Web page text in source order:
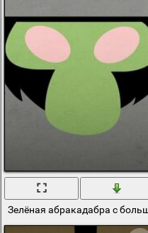
Зелёная абракадабра с